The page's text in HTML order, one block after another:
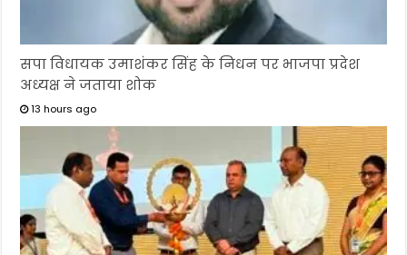
सपा विधायक उमाशंकर सिंह के निधन पर भाजपा प्रदेश
अध्यक्ष ने जताया शोक
13 hours ago